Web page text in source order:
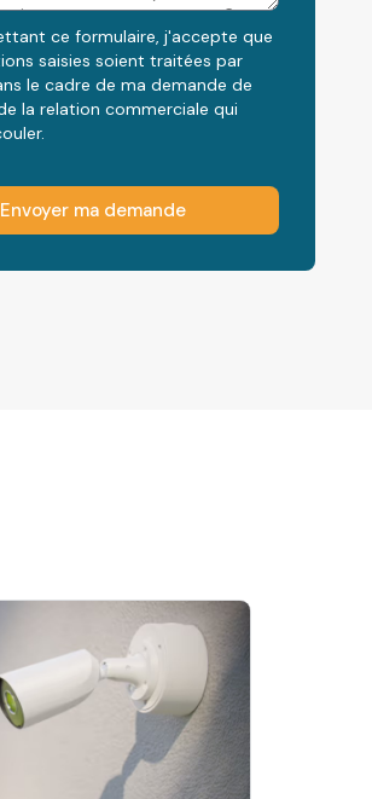
ce formulaire, j'accepte que
saisies soient traitées par
le cadre de ma demande de
la relation commerciale qui
Envoyer ma demande